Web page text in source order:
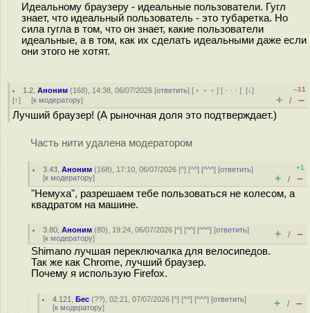
Идеальному браузеру - идеальные пользователи. Гугл
знает, что идеальный пользователь - это тубаретка. Но
сила гугла в том, что он знает, какие пользователи
идеальные, а в том, как их сделать идеальными даже если
они этого не хотят.
1.2 ,Аноним (168), 14:38, 06/07/2026 [ответить] [ ﹢﹢﹢] [ · · ·][↓]
[↑] [к модератору]
–11
+ / –
Лучший браузер! (А рыночная доля это подтверждает.)
Часть нити удалена модератором
3.43 ,Аноним (168), 17:10, 06/07/2026 [^] [^^] [^^^] [ответить]
[к модератору]
+1
+ / –
"Немуха", разрешаем тебе пользоваться не колесом, а
квадратом на машине.
3.80 ,Аноним (80), 19:24, 06/07/2026 [^] [^^] [^^^] [ответить]
[к модератору] + / –
Shimano лучшая переключалка для велосипедов.
Так же как Chrome, лучший браузер.
Почему я использую Firefox.
4.121 ,Бес (??), 02:21, 07/07/2026 [^] [^^] [^^^] [ответить]
[к модератору] + / –